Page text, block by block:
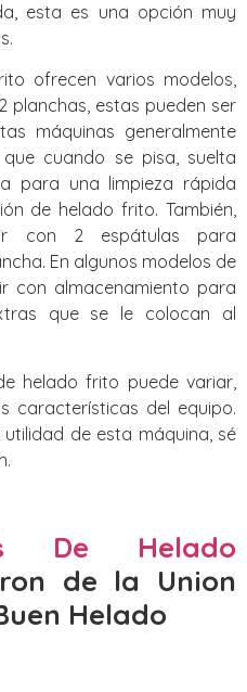
esta es una opción muy
ofrecen varios modelos,
planchas, estas pueden ser
máquinas generalmente
cuando se pisa, suelta
para una limpieza rápida
de helado frito. También,
con 2 espátulas para
En algunos modelos de
con almacenamiento para
que se le colocan al
helado frito puede variar,
características del equipo.
de esta máquina, sé
De Helado
de la Union
Helado